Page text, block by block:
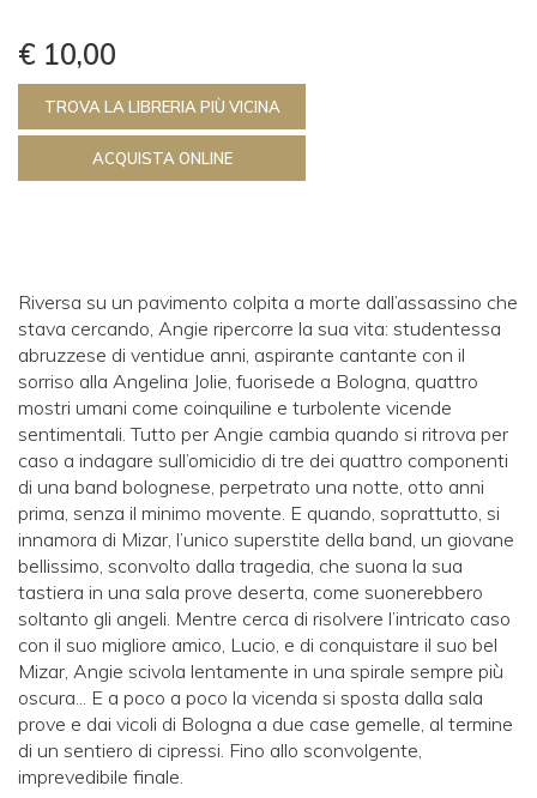
€ 10,00
TROVA LA LIBRERIA PIÙ VICINA
ACQUISTA ONLINE
Riversa su un pavimento colpita a morte dall’assassino che
stava cercando, Angie ripercorre la sua vita: studentessa
abruzzese di ventidue anni, aspirante cantante con il
sorriso alla Angelina Jolie, fuorisede a Bologna, quattro
mostri umani come coinquiline e turbolente vicende
sentimentali. Tutto per Angie cambia quando si ritrova per
caso a indagare sull’omicidio di tre dei quattro componenti
di una band bolognese, perpetrato una notte, otto anni
prima, senza il minimo movente. E quando, soprattutto, si
innamora di Mizar, l’unico superstite della band, un giovane
bellissimo, sconvolto dalla tragedia, che suona la sua
tastiera in una sala prove deserta, come suonerebbero
soltanto gli angeli. Mentre cerca di risolvere l’intricato caso
con il suo migliore amico, Lucio, e di conquistare il suo bel
Mizar, Angie scivola lentamente in una spirale sempre più
oscura... E a poco a poco la vicenda si sposta dalla sala
prove e dai vicoli di Bologna a due case gemelle, al termine
di un sentiero di cipressi. Fino allo sconvolgente,
imprevedibile finale.